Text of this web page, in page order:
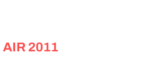
AIR 2011